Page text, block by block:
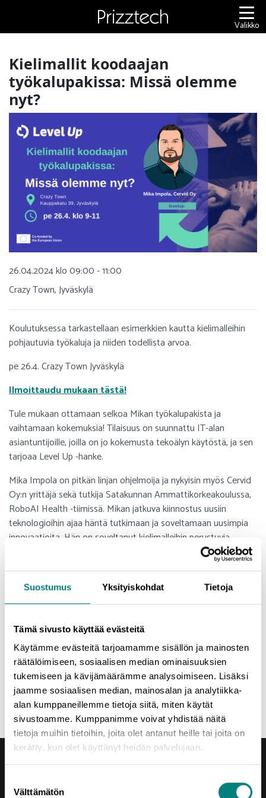
Suostumus Yksityiskohdat Tietoja
Tämä sivusto käyttää evästeitä
Käytämme evästeitä tarjoamamme sisällön ja mainosten
räätälöimiseen, sosiaalisen median ominaisuuksien
tukemiseen ja kävijämäärämme analysoimiseen. Lisäksi
jaamme sosiaalisen median, mainosalan ja analytiikka-
alan kumppaneillemme tietoja siitä, miten käytät
sivustoamme. Kumppanimme voivat yhdistää näitä
tietoja muihin tietoihin, joita olet antanut heille tai joita on
kerätty, kun olet käyttänyt heidän palvelujaan.
valinta
Välttämätön
Valikko
Kielimallit koodaajan
työkalupakissa: Missä olemme
nyt?
26.04.2024 klo 09:00 - 11:00
Crazy Town, Jyväskylä
Koulutuksessa tarkastellaan esimerkkien kautta kielimalleihin
pohjautuvia työkaluja ja niiden todellista arvoa.
pe 26.4. Crazy Town Jyväskylä
Ilmoittaudu mukaan tästä!
Tule mukaan ottamaan selkoa Mikan työkalupakista ja
vaihtamaan kokemuksia! Tilaisuus on suunnattu IT-alan
asiantuntijoille, joilla on jo kokemusta tekoälyn käytöstä, ja sen
tarjoaa Level Up -hanke.
Mika Impola on pitkän linjan ohjelmoija ja nykyisin myös Cervid
Oy:n yrittäjä sekä tutkija Satakunnan Ammattikorkeakoulussa,
RoboAI Health -tiimissä. Mikan jatkuva kiinnostus uusiin
teknologioihin ajaa häntä tutkimaan ja soveltamaan uusimpia
innovaatioita. Hän on soveltanut kielimalleihin perustuvia
työkaluja päivittäisessä työssään jo pitkään. Tämä kokemus on
luonut näkemystä kielimallien arvosta ja soveltuvuudesta
koodaajien työkalupakkiin, yhdistäen teorian ja käytännön
näkökulmat.
kokemusta tekoälyn käytöstä.
Tule mukaan ottamaan selkoa Mika Impolan AI-työkalupakista
ja vaihtamaan kokemuksia!
Tilaisuuden tarjoaa Prizztech Oy:n Level Up-hanke.